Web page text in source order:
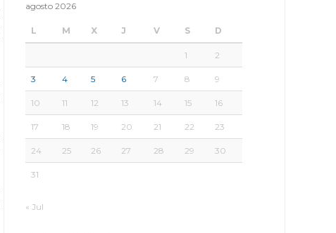
agosto 2026
L M X J V S D
1 2
3 4 5 6 7 8 9
10 11 12 13 14 15 16
17 18 19 20 21 22 23
24 25 26 27 28 29 30
31
« Jul